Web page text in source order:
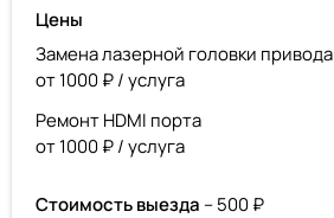
Цены
Замена лазерной головки привода
от 1000 ₽ / услуга
Ремонт HDMI порта
от 1000 ₽ / услуга
Стоимость выезда – 500 ₽